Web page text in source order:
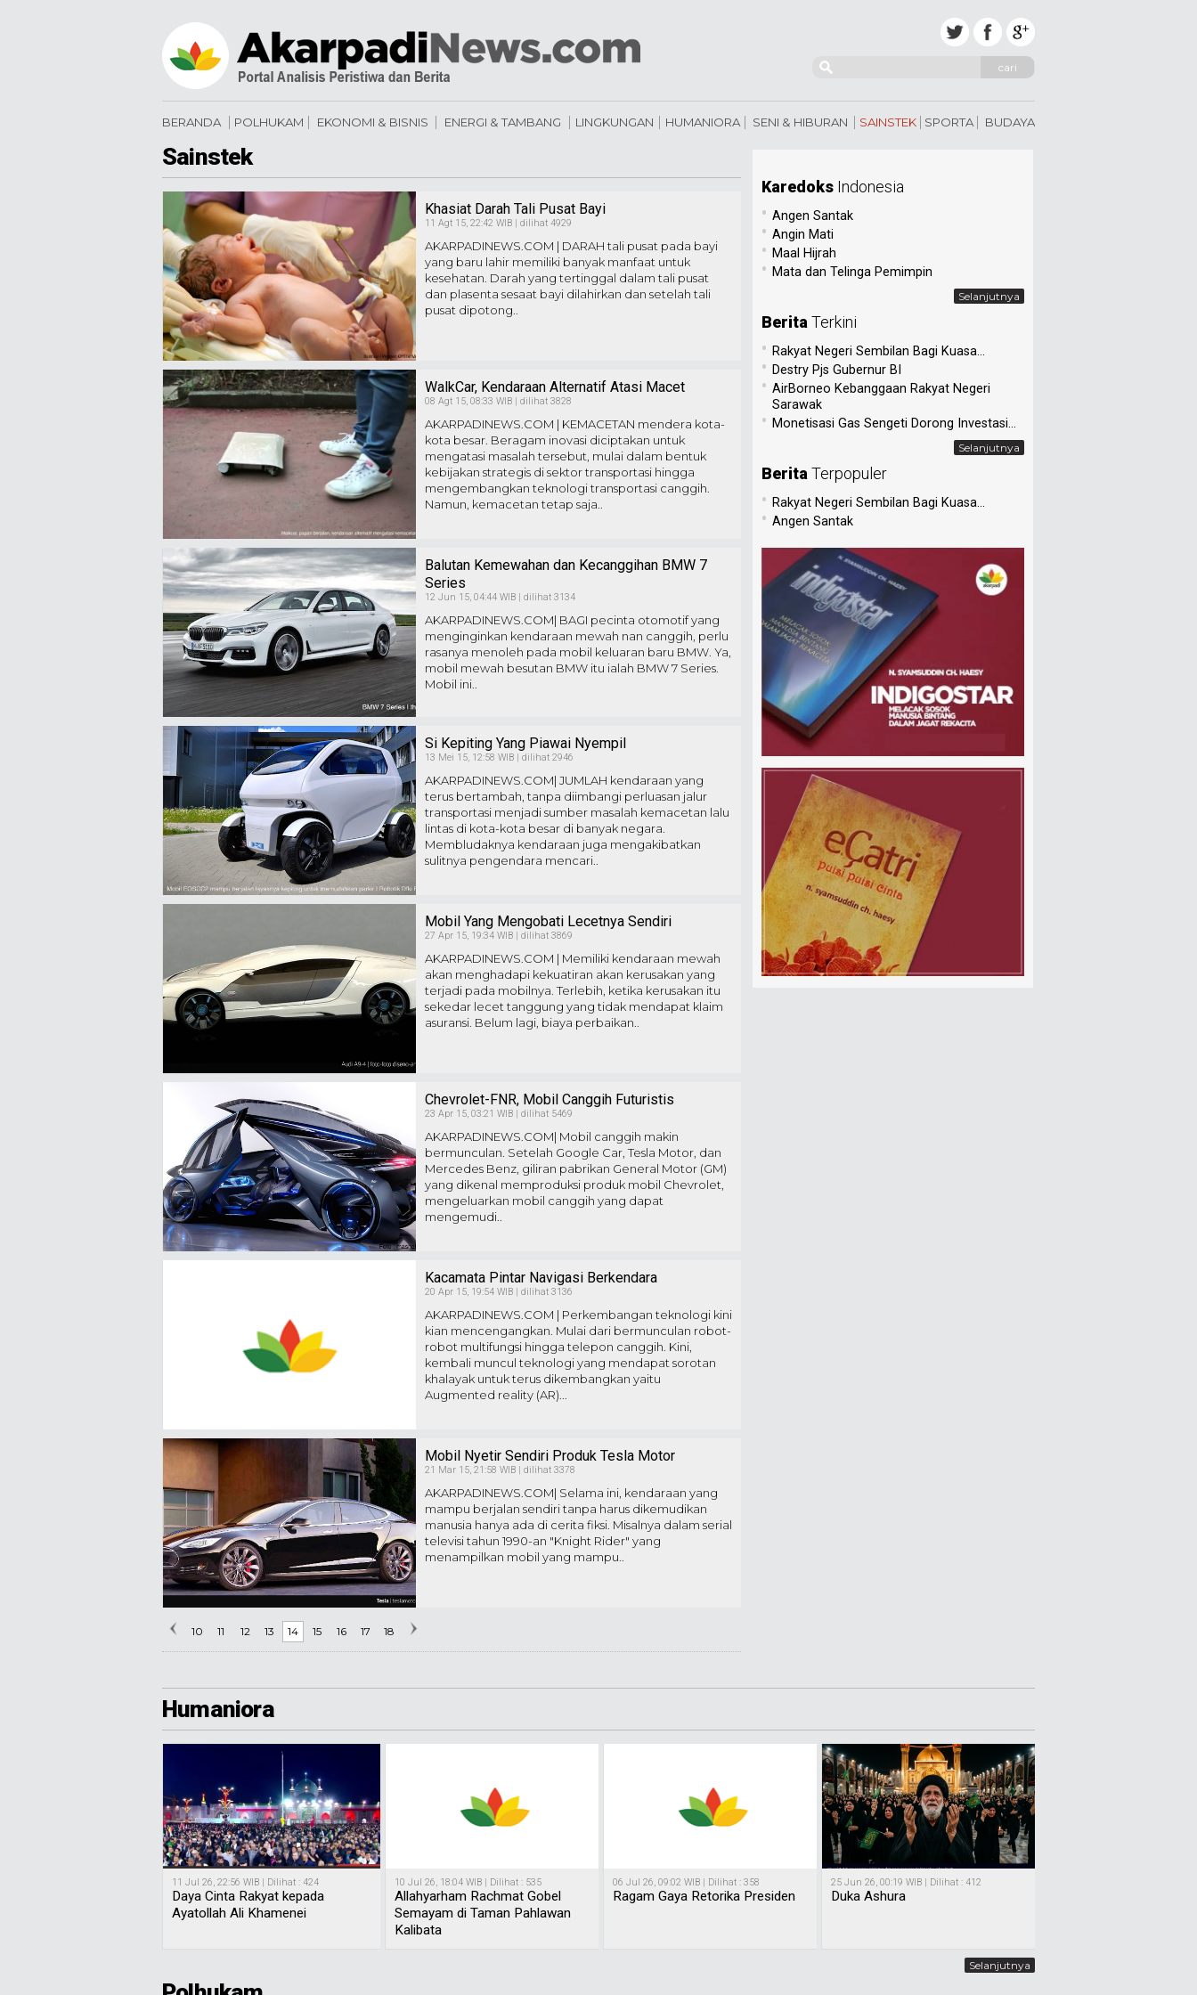
cari
BERANDA POLHUKAM EKONOMI & BISNIS ENERGI & TAMBANG LINGKUNGAN HUMANIORA SENI & HIBURAN SAINSTEK SPORTA BUDAYA
Sainstek
Khasiat Darah Tali Pusat Bayi
11 Agt 15, 22:42 WIB | dilihat 4929
AKARPADINEWS.COM | DARAH tali pusat pada bayi
yang baru lahir memiliki banyak manfaat untuk
kesehatan. Darah yang tertinggal dalam tali pusat
dan plasenta sesaat bayi dilahirkan dan setelah tali
pusat dipotong..
WalkCar, Kendaraan Alternatif Atasi Macet
08 Agt 15, 08:33 WIB | dilihat 3828
AKARPADINEWS.COM | KEMACETAN mendera kota-
kota besar. Beragam inovasi diciptakan untuk
mengatasi masalah tersebut, mulai dalam bentuk
kebijakan strategis di sektor transportasi hingga
mengembangkan teknologi transportasi canggih.
Namun, kemacetan tetap saja..
Balutan Kemewahan dan Kecanggihan BMW 7
Series
12 Jun 15, 04:44 WIB | dilihat 3134
AKARPADINEWS.COM| BAGI pecinta otomotif yang
menginginkan kendaraan mewah nan canggih, perlu
rasanya menoleh pada mobil keluaran baru BMW. Ya,
mobil mewah besutan BMW itu ialah BMW 7 Series.
Mobil ini..
Si Kepiting Yang Piawai Nyempil
13 Mei 15, 12:58 WIB | dilihat 2946
AKARPADINEWS.COM| JUMLAH kendaraan yang
terus bertambah, tanpa diimbangi perluasan jalur
transportasi menjadi sumber masalah kemacetan lalu
lintas di kota-kota besar di banyak negara.
Membludaknya kendaraan juga mengakibatkan
sulitnya pengendara mencari..
Mobil Yang Mengobati Lecetnya Sendiri
27 Apr 15, 19:34 WIB | dilihat 3869
AKARPADINEWS.COM | Memiliki kendaraan mewah
akan menghadapi kekuatiran akan kerusakan yang
terjadi pada mobilnya. Terlebih, ketika kerusakan itu
sekedar lecet tanggung yang tidak mendapat klaim
asuransi. Belum lagi, biaya perbaikan..
Chevrolet-FNR, Mobil Canggih Futuristis
23 Apr 15, 03:21 WIB | dilihat 5469
AKARPADINEWS.COM| Mobil canggih makin
bermunculan. Setelah Google Car, Tesla Motor, dan
Mercedes Benz, giliran pabrikan General Motor (GM)
yang dikenal memproduksi produk mobil Chevrolet,
mengeluarkan mobil canggih yang dapat
mengemudi..
Kacamata Pintar Navigasi Berkendara
20 Apr 15, 19:54 WIB | dilihat 3136
AKARPADINEWS.COM | Perkembangan teknologi kini
kian mencengangkan. Mulai dari bermunculan robot-
robot multifungsi hingga telepon canggih. Kini,
kembali muncul teknologi yang mendapat sorotan
khalayak untuk terus dikembangkan yaitu
Augmented reality (AR)...
Mobil Nyetir Sendiri Produk Tesla Motor
21 Mar 15, 21:58 WIB | dilihat 3378
AKARPADINEWS.COM| Selama ini, kendaraan yang
mampu berjalan sendiri tanpa harus dikemudikan
manusia hanya ada di cerita fiksi. Misalnya dalam serial
televisi tahun 1990-an "Knight Rider" yang
menampilkan mobil yang mampu..
10 11 12 13 14 15 16 17 18
Karedoks Indonesia
• Angen Santak
• Angin Mati
• Maal Hijrah
• Mata dan Telinga Pemimpin
Selanjutnya
Berita Terkini
• Rakyat Negeri Sembilan Bagi Kuasa...
• Destry Pjs Gubernur BI
• AirBorneo Kebanggaan Rakyat Negeri
Sarawak
• Monetisasi Gas Sengeti Dorong Investasi...
Selanjutnya
Berita Terpopuler
• Rakyat Negeri Sembilan Bagi Kuasa...
• Angen Santak
Humaniora
11 Jul 26, 22:56 WIB | Dilihat : 424
Daya Cinta Rakyat kepada
Ayatollah Ali Khamenei
10 Jul 26, 18:04 WIB | Dilihat : 535
Allahyarham Rachmat Gobel
Semayam di Taman Pahlawan
Kalibata
06 Jul 26, 09:02 WIB | Dilihat : 358
Ragam Gaya Retorika Presiden
25 Jun 26, 00:19 WIB | Dilihat : 412
Duka Ashura
Selanjutnya